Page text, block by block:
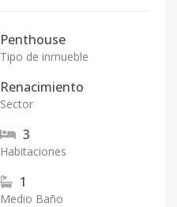
Penthouse
Tipo de inmueble
Renacimiento
Sector
3
Habitaciones
1
Medio Baño